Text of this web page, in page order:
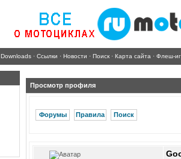
Downloads · Ссылки · Новости · Поиск · Карта сайта · Флеш-
Просмотр профиля
Форумы Правила Поиск